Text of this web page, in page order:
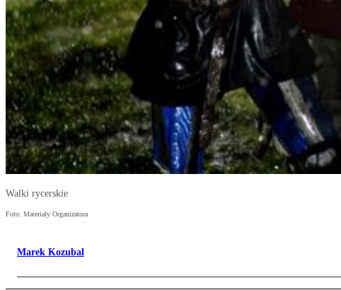
Walki rycerskie
Foto: Materiały Organizatora
Marek Kozubal